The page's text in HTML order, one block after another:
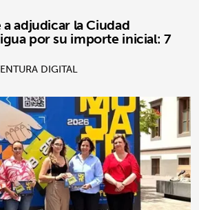
adjudicar la Ciudad
por su importe inicial: 7
DIGITAL